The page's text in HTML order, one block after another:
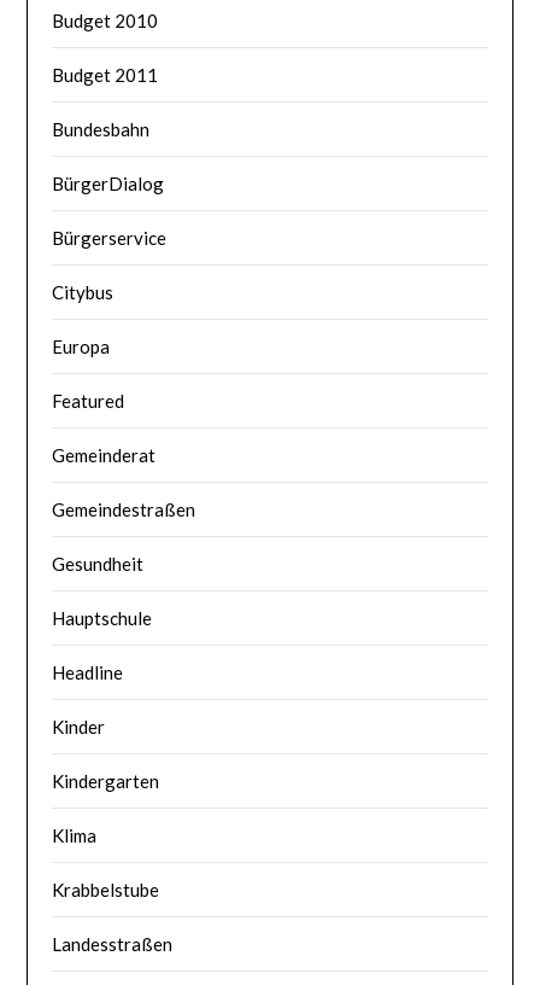
Budget 2010
Budget 2011
Bundesbahn
BürgerDialog
Bürgerservice
Citybus
Europa
Featured
Gemeinderat
Gemeindestraßen
Gesundheit
Hauptschule
Headline
Kinder
Kindergarten
Klima
Krabbelstube
Landesstraßen